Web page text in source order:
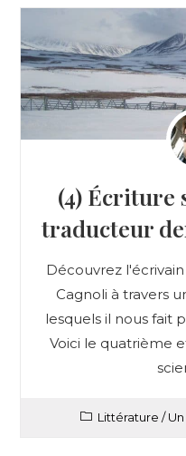
(4) Écriture
traducteur
Découvrez
Cagnoli à travers
lesquels il nous fait
Voici le quatrième
Littérature /